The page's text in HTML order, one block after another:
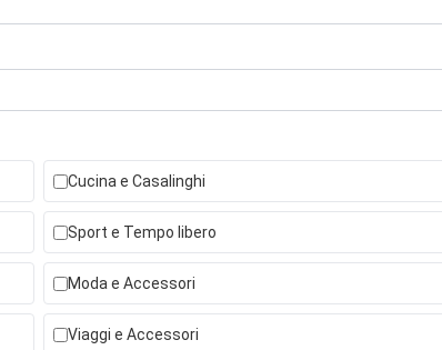
Cucina e Casalinghi
Sport e Tempo libero
Moda e Accessori
Viaggi e Accessori